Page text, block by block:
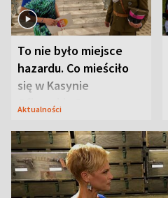
To nie było miejsce
hazardu. Co mieściło
się w Kasynie
Oficerskim?
Aktualności